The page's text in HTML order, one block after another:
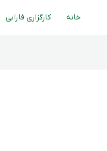
خانه کارگزاری فارابی